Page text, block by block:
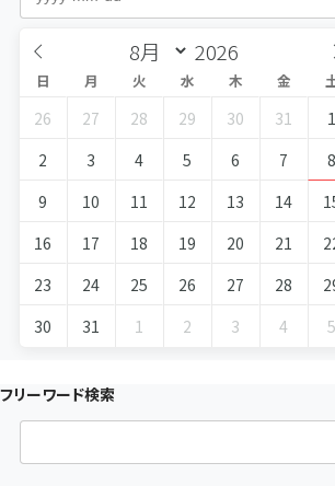
日 月 火 水 木 金
26 27 28 29 30 31
1
2
3 4 5 6 7
8
9
10 11 12 13 14
16
17 18 19 20 21
23
24 25 26 27 28
30
31 1 2 3 4 5
フリーワード検索